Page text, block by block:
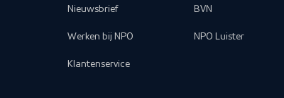
Nieuwsbrief
Werken bij NPO
Klantenservice
BVN
NPO Luister